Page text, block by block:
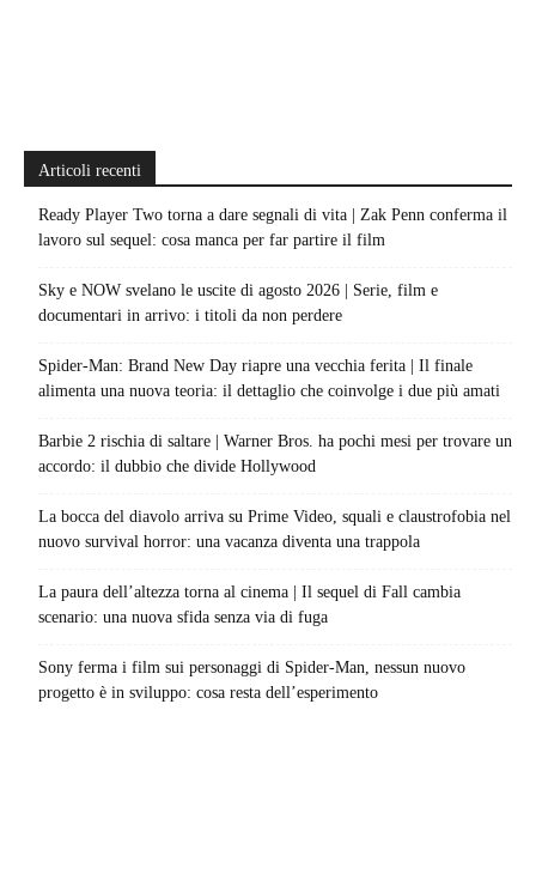
Articoli recenti
Ready Player Two torna a dare segnali di vita | Zak Penn conferma il
lavoro sul sequel: cosa manca per far partire il film
Sky e NOW svelano le uscite di agosto 2026 | Serie, film e
documentari in arrivo: i titoli da non perdere
Spider-Man: Brand New Day riapre una vecchia ferita | Il finale
alimenta una nuova teoria: il dettaglio che coinvolge i due più amati
Barbie 2 rischia di saltare | Warner Bros. ha pochi mesi per trovare un
accordo: il dubbio che divide Hollywood
La bocca del diavolo arriva su Prime Video, squali e claustrofobia nel
nuovo survival horror: una vacanza diventa una trappola
La paura dell’altezza torna al cinema | Il sequel di Fall cambia
scenario: una nuova sfida senza via di fuga
Sony ferma i film sui personaggi di Spider-Man, nessun nuovo
progetto è in sviluppo: cosa resta dell’esperimento